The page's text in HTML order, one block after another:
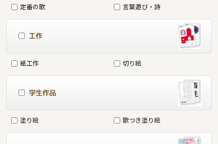
定番の歌 言葉遊び・詩
工作
紙工作 切り絵
学生作品
塗り絵 歌つき塗り絵